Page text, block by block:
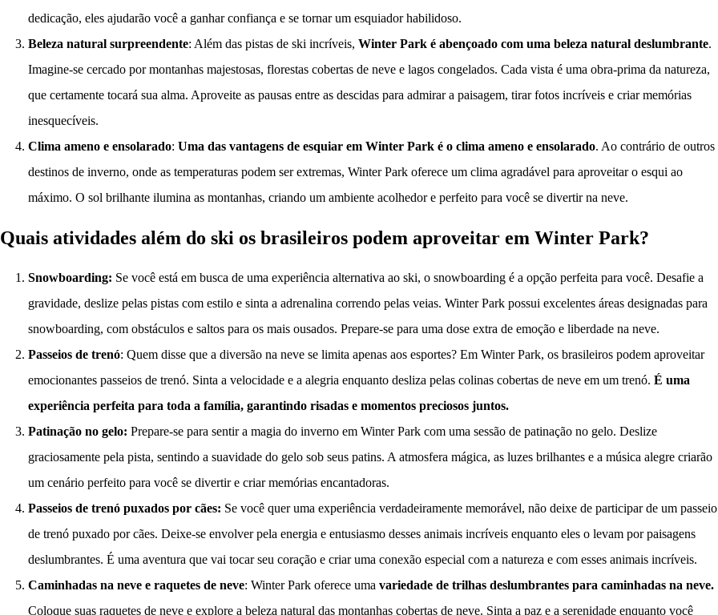
dedicação, eles ajudarão você a ganhar confiança e se tornar um esquiador habilidoso.
Beleza natural surpreendente: Além das pistas de ski incríveis, Winter Park é abençoado com uma beleza natural deslumbrante.
Imagine-se cercado por montanhas majestosas, florestas cobertas de neve e lagos congelados. Cada vista é uma obra-prima da natureza,
que certamente tocará sua alma. Aproveite as pausas entre as descidas para admirar a paisagem, tirar fotos incríveis e criar memórias
inesquecíveis.
Clima ameno e ensolarado: Uma das vantagens de esquiar em Winter Park é o clima ameno e ensolarado. Ao contrário de outros
destinos de inverno, onde as temperaturas podem ser extremas, Winter Park oferece um clima agradável para aproveitar o esqui ao
máximo. O sol brilhante ilumina as montanhas, criando um ambiente acolhedor e perfeito para você se divertir na neve.
Quais atividades além do ski os brasileiros podem aproveitar em Winter Park?
Snowboarding: Se você está em busca de uma experiência alternativa ao ski, o snowboarding é a opção perfeita para você. Desafie a
gravidade, deslize pelas pistas com estilo e sinta a adrenalina correndo pelas veias. Winter Park possui excelentes áreas designadas para
snowboarding, com obstáculos e saltos para os mais ousados. Prepare-se para uma dose extra de emoção e liberdade na neve.
Passeios de trenó: Quem disse que a diversão na neve se limita apenas aos esportes? Em Winter Park, os brasileiros podem aproveitar
emocionantes passeios de trenó. Sinta a velocidade e a alegria enquanto desliza pelas colinas cobertas de neve em um trenó. É uma
experiência perfeita para toda a família, garantindo risadas e momentos preciosos juntos.
Patinação no gelo: Prepare-se para sentir a magia do inverno em Winter Park com uma sessão de patinação no gelo. Deslize
graciosamente pela pista, sentindo a suavidade do gelo sob seus patins. A atmosfera mágica, as luzes brilhantes e a música alegre criarão
um cenário perfeito para você se divertir e criar memórias encantadoras.
Passeios de trenó puxados por cães: Se você quer uma experiência verdadeiramente memorável, não deixe de participar de um passeio
de trenó puxado por cães. Deixe-se envolver pela energia e entusiasmo desses animais incríveis enquanto eles o levam por paisagens
deslumbrantes. É uma aventura que vai tocar seu coração e criar uma conexão especial com a natureza e com esses animais incríveis.
Caminhadas na neve e raquetes de neve: Winter Park oferece uma variedade de trilhas deslumbrantes para caminhadas na neve.
Coloque suas raquetes de neve e explore a beleza natural das montanhas cobertas de neve. Sinta a paz e a serenidade enquanto você